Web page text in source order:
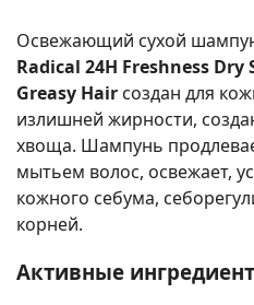
Освежающий сухой
Radical 24H Freshness
Greasy Hair создан для
излишней жирности,
хвоща. Шампунь
мытьем волос, освежает,
кожного себума,
корней.
Активные